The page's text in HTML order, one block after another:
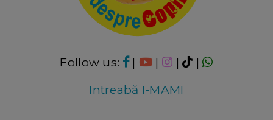
Follow us: | | |
|
Intreabă I-MAMI